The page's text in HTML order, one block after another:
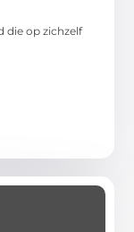
die op zichzelf